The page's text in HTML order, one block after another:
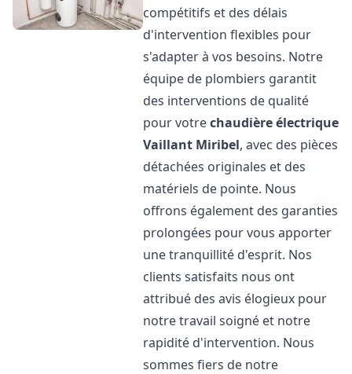
compétitifs et des délais
d'intervention flexibles pour
s'adapter à vos besoins. Notre
équipe de plombiers garantit
des interventions de qualité
pour votrechaudière électrique
Vaillant Miribel, avec des pièces
détachées originales et des
matériels de pointe. Nous
offrons également des garanties
prolongées pour vous apporter
une tranquillité d'esprit. Nos
clients satisfaits nous ont
attribué des avis élogieux pour
notre travail soigné et notre
rapidité d'intervention. Nous
sommes fiers de notre